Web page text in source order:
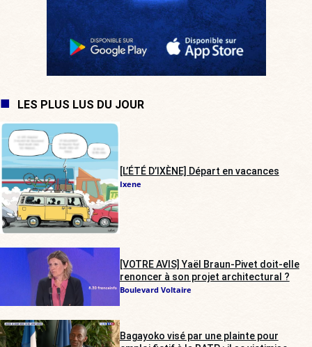
LES PLUS LUS DU JOUR
[L’ÉTÉ D’IXÈNE] Départ en vacances
Ixene
[VOTRE AVIS] Yaël Braun-Pivet doit-elle
renoncer à son projet architectural ?
Boulevard Voltaire
Bagayoko visé par une plainte pour